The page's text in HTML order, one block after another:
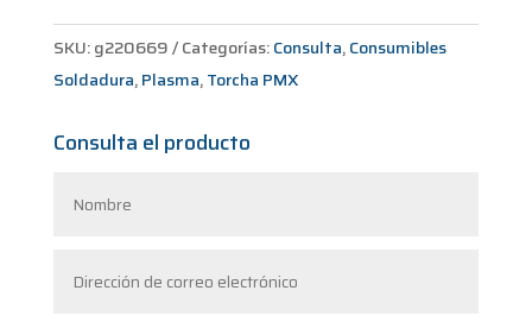
SKU:g220669 Categorías:Consulta,Consumibles
Soldadura,Plasma,Torcha PMX
Consulta el producto